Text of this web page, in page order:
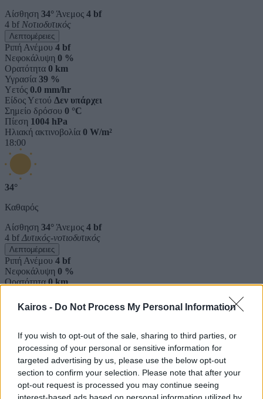
Kairos - Do Not Process My Personal Information
If you wish to opt-out of the sale, sharing to third parties, or
processing of your personal or sensitive information for
targeted advertising by us, please use the below opt-out
section to confirm your selection. Please note that after your
opt-out request is processed you may continue seeing
interest-based ads based on personal information utilized by
Αίσθηση 34° Άνεμος 4 bf
4 bf Νοτιοδυτικός
Λεπτομέρειες
Ριπή Ανέμου 4 bf
Νεφοκάλυψη 0 %
Ορατότητα 0 km
Υγρασία 39 %
Υετός 0.0 mm/hr
Είδος Υετού Δεν υπάρχει
Σημείο δρόσου 0 °C
Πίεση 1004 hPa
Ηλιακή ακτινοβολία 0 W/m²
18:00
34°
Καθαρός
Αίσθηση 34° Άνεμος 4 bf
4 bf Δυτικός-νοτιοδυτικός
Λεπτομέρειες
Ριπή Ανέμου 4 bf
Νεφοκάλυψη 0 %
Ορατότητα 0 km
Υετός 0.0 mm/hr
Είδος Υετού
Δεν υπάρχει
Πίεση 1003 hPa
Ηλιακή ακτινοβολία 0 W/m²